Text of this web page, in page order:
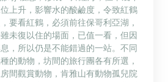
上升，影響水的酸鹼度，令致紅鶴
要看紅鶴，必須前往保哥利亞湖，
未復以住的場面，已值一看，但因
，所以仍是不能錯過的一站。不同
的動物，坊間的旅行團各有所選，
間觀賞動物，肯雅山有動物孤兒院